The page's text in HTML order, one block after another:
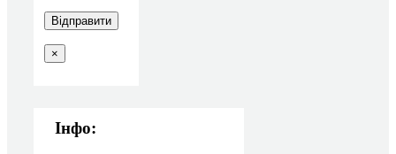
×
Інфо: